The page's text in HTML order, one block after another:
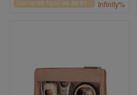
Còn lại 00 Ngày 06:59:51 Infinity%